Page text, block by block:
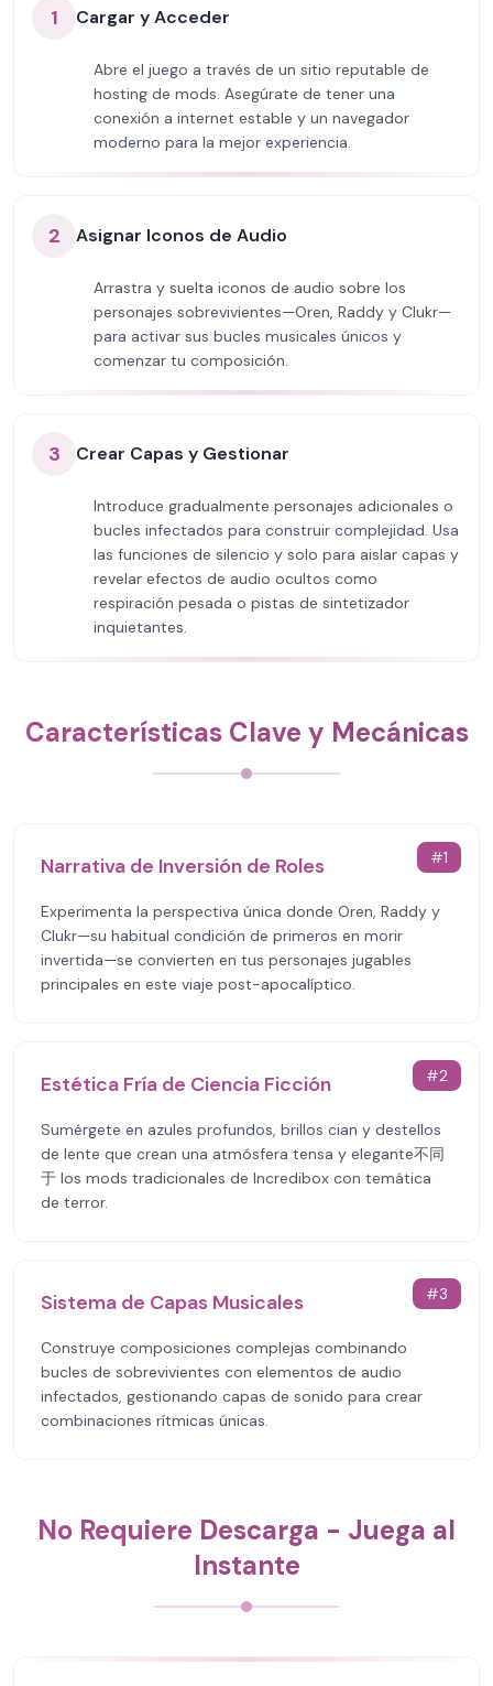
1 Cargar y Acceder
Abre el juego a través de un sitio reputable de
hosting de mods. Asegúrate de tener una
conexión a internet estable y un navegador
moderno para la mejor experiencia.
2 Asignar Iconos de Audio
Arrastra y suelta iconos de audio sobre los
personajes sobrevivientes—Oren, Raddy y Clukr—
para activar sus bucles musicales únicos y
comenzar tu composición.
3 Crear Capas y Gestionar
Introduce gradualmente personajes adicionales o
bucles infectados para construir complejidad. Usa
las funciones de silencio y solo para aislar capas y
revelar efectos de audio ocultos como
respiración pesada o pistas de sintetizador
inquietantes.
Características Clave y Mecánicas
#1
Narrativa de Inversión de Roles
Experimenta la perspectiva única donde Oren, Raddy y
Clukr—su habitual condición de primeros en morir
invertida—se convierten en tus personajes jugables
principales en este viaje post-apocalíptico.
#2
Estética Fría de Ciencia Ficción
Sumérgete en azules profundos, brillos cian y destellos
de lente que crean una atmósfera tensa y elegante不同
于 los mods tradicionales de Incredibox con temática
de terror.
#3
Sistema de Capas Musicales
Construye composiciones complejas combinando
bucles de sobrevivientes con elementos de audio
infectados, gestionando capas de sonido para crear
combinaciones rítmicas únicas.
No Requiere Descarga - Juega al
Instante